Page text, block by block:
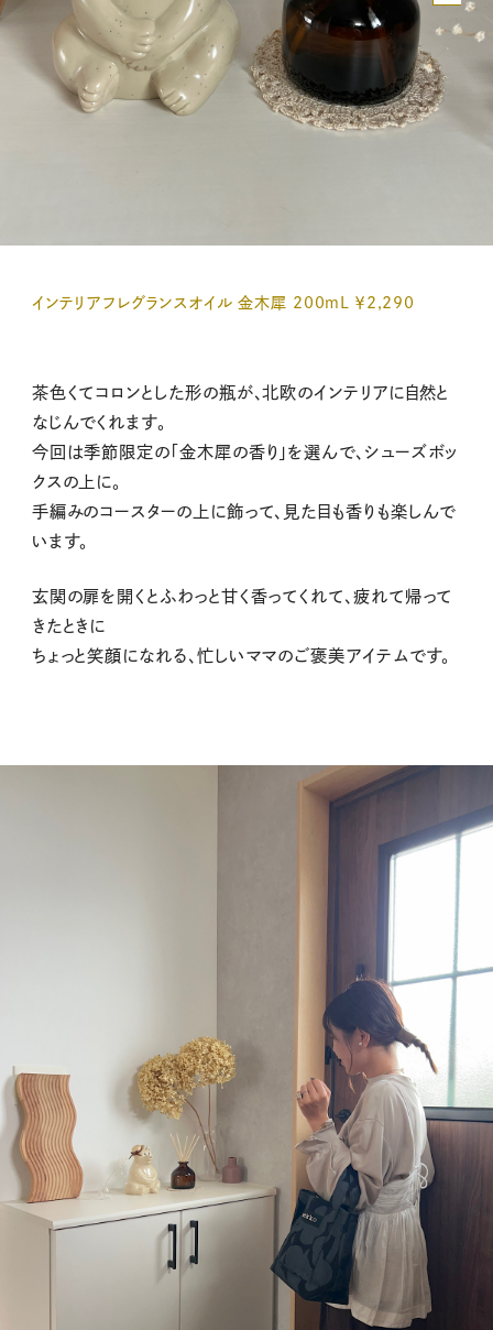
インテリアフレグランスオイル 金木犀 200mL ￥2,290
茶色くてコロンとした形の瓶が、北欧のインテリアに自然と
なじんでくれます。
今回は季節限定の「金木犀の香り」を選んで、シューズボッ
クスの上に。
手編みのコースターの上に飾って、見た目も香りも楽しんで
います。
玄関の扉を開くとふわっと甘く香ってくれて、疲れて帰って
きたときに
ちょっと笑顔になれる、忙しいママのご褒美アイテムです。